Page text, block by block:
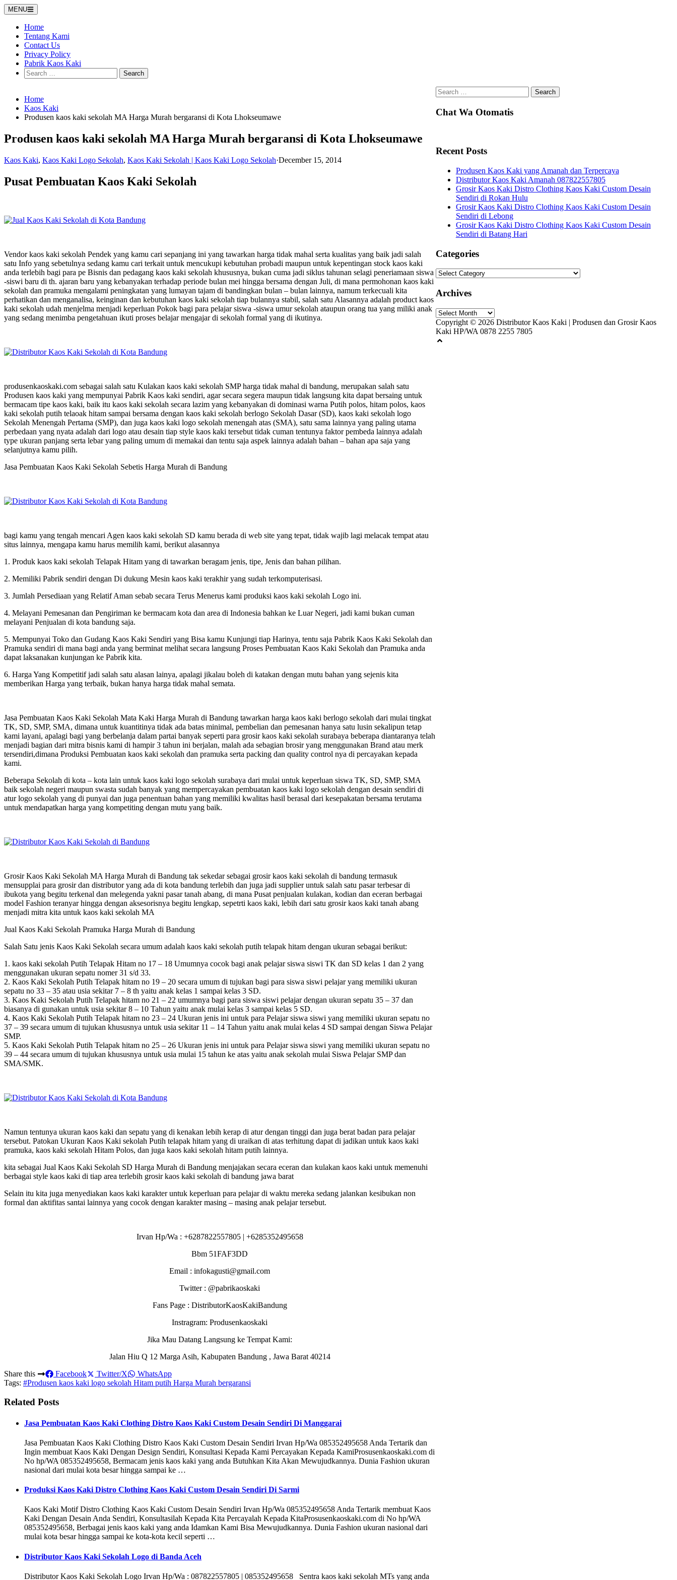
Skip
to
content
MENU
Home
Tentang Kami
Contact Us
Privacy Policy
Pabrik Kaos Kaki
Search
for:
Home
Kaos Kaki
Produsen kaos kaki sekolah MA Harga Murah bergaransi di Kota Lhokseumawe
Produsen kaos kaki sekolah MA Harga Murah bergaransi di Kota Lhokseumawe
Kaos Kaki, Kaos Kaki Logo Sekolah, Kaos Kaki Sekolah | Kaos Kaki Logo Sekolah·December 15, 2014
Pusat Pembuatan Kaos Kaki Sekolah
Vendor kaos kaki sekolah Pendek yang kamu cari sepanjang ini yang tawarkan harga tidak mahal serta kualitas yang baik jadi salah
satu Info yang sebetulnya sedang kamu cari terkait untuk mencukupi kebutuhan probadi maupun untuk kepentingan stock kaos kaki
anda terlebih bagi para pe Bisnis dan pedagang kaos kaki sekolah khususnya, bukan cuma jadi siklus tahunan selagi peneriamaan siswa
-siswi baru di th. ajaran baru yang kebanyakan terhadap periode bulan mei hingga bersama dengan Juli, di mana permohonan kaos kaki
sekolah dan pramuka mengalami peningkatan yang lumayan tajam di bandingkan bulan – bulan lainnya, namum terkecuali kita
perhatikan dan menganalisa, keinginan dan kebutuhan kaos kaki sekolah tiap bulannya stabil, salah satu Alasannya adalah product kaos
kaki sekolah udah menjelma menjadi keperluan Pokok bagi para pelajar siswa -siswa umur sekolah ataupun orang tua yang miliki anak
yang sedang menimba pengetahuan ikuti proses belajar mengajar di sekolah formal yang di ikutinya.
produsenkaoskaki.com sebagai salah satu Kulakan kaos kaki sekolah SMP harga tidak mahal di bandung, merupakan salah satu
Produsen kaos kaki yang mempunyai Pabrik Kaos kaki sendiri, agar secara segera maupun tidak langsung kita dapat bersaing untuk
bermacam tipe kaos kaki, baik itu kaos kaki sekolah secara lazim yang kebanyakan di dominasi warna Putih polos, hitam polos, kaos
kaki sekolah putih telaoak hitam sampai bersama dengan kaos kaki sekolah berlogo Sekolah Dasar (SD), kaos kaki sekolah logo
Sekolah Menengah Pertama (SMP), dan juga kaos kaki logo sekolah menengah atas (SMA), satu sama lainnya yang paling utama
perbedaan yang nyata adalah dari logo atau desain tiap style kaos kaki tersebut tidak cuman tentunya faktor pembeda lainnya adalah
type ukuran panjang serta lebar yang paling umum di memakai dan tentu saja aspek lainnya adalah bahan – bahan apa saja yang
selanjutnya kamu pilih.
Jasa Pembuatan Kaos Kaki Sekolah Sebetis Harga Murah di Bandung
bagi kamu yang tengah mencari Agen kaos kaki sekolah SD kamu berada di web site yang tepat, tidak wajib lagi melacak tempat atau
situs lainnya, mengapa kamu harus memilih kami, berikut alasannya
1. Produk kaos kaki sekolah Telapak Hitam yang di tawarkan beragam jenis, tipe, Jenis dan bahan pilihan.
2. Memiliki Pabrik sendiri dengan Di dukung Mesin kaos kaki terakhir yang sudah terkomputerisasi.
3. Jumlah Persediaan yang Relatif Aman sebab secara Terus Menerus kami produksi kaos kaki sekolah Logo ini.
4. Melayani Pemesanan dan Pengiriman ke bermacam kota dan area di Indonesia bahkan ke Luar Negeri, jadi kami bukan cuman
melayani Penjualan di kota bandung saja.
5. Mempunyai Toko dan Gudang Kaos Kaki Sendiri yang Bisa kamu Kunjungi tiap Harinya, tentu saja Pabrik Kaos Kaki Sekolah dan
Pramuka sendiri di mana bagi anda yang berminat melihat secara langsung Proses Pembuatan Kaos Kaki Sekolah dan Pramuka anda
dapat laksanakan kunjungan ke Pabrik kita.
6. Harga Yang Kompetitif jadi salah satu alasan lainya, apalagi jikalau boleh di katakan dengan mutu bahan yang sejenis kita
memberikan Harga yang terbaik, bukan hanya harga tidak mahal semata.
Jasa Pembuatan Kaos Kaki Sekolah Mata Kaki Harga Murah di Bandung tawarkan harga kaos kaki berlogo sekolah dari mulai tingkat
TK, SD, SMP, SMA, dimana untuk kuantitinya tidak ada batas minimal, pembelian dan pemesanan hanya satu lusin sekalipun tetap
kami layani, apalagi bagi yang berbelanja dalam partai banyak seperti para grosir kaos kaki sekolah surabaya beberapa diantaranya telah
menjadi bagian dari mitra bisnis kami di hampir 3 tahun ini berjalan, malah ada sebagian brosir yang menggunakan Brand atau merk
tersendiri,dimana Produksi Pembuatan kaos kaki sekolah dan pramuka serta packing dan quality control nya di percayakan kepada
kami.
Beberapa Sekolah di kota – kota lain untuk kaos kaki logo sekolah surabaya dari mulai untuk keperluan siswa TK, SD, SMP, SMA
baik sekolah negeri maupun swasta sudah banyak yang mempercayakan pembuatan kaos kaki logo sekolah dengan desain sendiri di
atur logo sekolah yang di punyai dan juga penentuan bahan yang memiliki kwalitas hasil berasal dari kesepakatan bersama terutama
untuk mendapatkan harga yang kompetiting dengan mutu yang baik.
Grosir Kaos Kaki Sekolah MA Harga Murah di Bandung tak sekedar sebagai grosir kaos kaki sekolah di bandung termasuk
mensupplai para grosir dan distributor yang ada di kota bandung terlebih dan juga jadi supplier untuk salah satu pasar terbesar di
ibukota yang begitu terkenal dan melegenda yakni pasar tanah abang, di mana Pusat penjualan kulakan, kodian dan eceran berbagai
model Fashion teranyar hingga dengan aksesorisnya begitu lengkap, sepetrti kaos kaki, lebih dari satu grosir kaos kaki tanah abang
menjadi mitra kita untuk kaos kaki sekolah MA
Jual Kaos Kaki Sekolah Pramuka Harga Murah di Bandung
Salah Satu jenis Kaos Kaki Sekolah secara umum adalah kaos kaki sekolah putih telapak hitam dengan ukuran sebagai berikut:
1. kaos kaki sekolah Putih Telapak Hitam no 17 – 18 Umumnya cocok bagi anak pelajar siswa siswi TK dan SD kelas 1 dan 2 yang
menggunakan ukuran sepatu nomer 31 s/d 33.
2. Kaos Kaki Sekolah Putih Telapak hitam no 19 – 20 secara umum di tujukan bagi para siswa siswi pelajar yang memiliki ukuran
sepatu no 33 – 35 atau usia sekitar 7 – 8 th yaitu anak kelas 1 sampai kelas 3 SD.
3. Kaos Kaki Sekolah Putih Telapak hitam no 21 – 22 umumnya bagi para siswa siswi pelajar dengan ukuran sepatu 35 – 37 dan
biasanya di gunakan untuk usia sekitar 8 – 10 Tahun yaitu anak mulai kelas 3 sampai kelas 5 SD.
4. Kaos Kaki Sekolah Putih Telapak hitam no 23 – 24 Ukuran jenis ini untuk para Pelajar siswa siswi yang memiliki ukuran sepatu no
37 – 39 secara umum di tujukan khususnya untuk usia sekitar 11 – 14 Tahun yaitu anak mulai kelas 4 SD sampai dengan Siswa Pelajar
SMP.
5. Kaos Kaki Sekolah Putih Telapak hitam no 25 – 26 Ukuran jenis ini untuk para Pelajar siswa siswi yang memiliki ukuran sepatu no
39 – 44 secara umum di tujukan khususnya untuk usia mulai 15 tahun ke atas yaitu anak sekolah mulai Siswa Pelajar SMP dan
SMA/SMK.
Namun tentunya ukuran kaos kaki dan sepatu yang di kenakan lebih kerap di atur dengan tinggi dan juga berat badan para pelajar
tersebut. Patokan Ukuran Kaos Kaki sekolah Putih telapak hitam yang di uraikan di atas terhitung dapat di jadikan untuk kaos kaki
pramuka, kaos kaki sekolah Hitam Polos, dan juga kaos kaki sekolah hitam putih lainnya.
kita sebagai Jual Kaos Kaki Sekolah SD Harga Murah di Bandung menjajakan secara eceran dan kulakan kaos kaki untuk memenuhi
berbagai style kaos kaki di tiap area terlebih grosir kaos kaki sekolah di bandung jawa barat
Selain itu kita juga menyediakan kaos kaki karakter untuk keperluan para pelajar di waktu mereka sedang jalankan kesibukan non
formal dan aktifitas santai lainnya yang cocok dengan karakter masing – masing anak pelajar tersebut.
Irvan Hp/Wa : +6287822557805 | +6285352495658
Bbm 51FAF3DD
Email : infokagusti@gmail.com
Twitter : @pabrikaoskaki
Fans Page : DistributorKaosKakiBandung
Instragram: Produsenkaoskaki
Jika Mau Datang Langsung ke Tempat Kami:
Jalan Hiu Q 12 Marga Asih, Kabupaten Bandung , Jawa Barat 40214
Share this
Facebook Twitter/X
WhatsApp
Tags: #Produsen kaos kaki logo sekolah Hitam putih Harga Murah bergaransi
Related Posts
Jasa Pembuatan Kaos Kaki Clothing Distro Kaos Kaki Custom Desain Sendiri Di Manggarai
Jasa Pembuatan Kaos Kaki Clothing Distro Kaos Kaki Custom Desain Sendiri Irvan Hp/Wa 085352495658 Anda Tertarik dan
Ingin membuat Kaos Kaki Dengan Design Sendiri, Konsultasi Kepada Kami Percayakan Kepada KamiProsusenkaoskaki.com di
No hp/WA 085352495658, Bermacam jenis kaos kaki yang anda Butuhkan Kita Akan Mewujudkannya. Dunia Fashion ukuran
nasional dari mulai kota besar hingga sampai ke …
Produksi Kaos Kaki Distro Clothing Kaos Kaki Custom Desain Sendiri Di Sarmi
Kaos Kaki Motif Distro Clothing Kaos Kaki Custom Desain Sendiri Irvan Hp/Wa 085352495658 Anda Tertarik membuat Kaos
Kaki Dengan Desain Anda Sendiri, Konsultasilah Kepada Kita Percayalah Kepada KitaProsusenkaoskaki.com di No hp/WA
085352495658, Berbagai jenis kaos kaki yang anda Idamkan Kami Bisa Mewujudkannya. Dunia Fashion ukuran nasional dari
mulai kota besar hingga sampai ke kota-kota kecil seperti …
Distributor Kaos Kaki Sekolah Logo di Banda Aceh
Distributor Kaos Kaki Sekolah Logo Irvan Hp/Wa : 087822557805 | 085352495658 Sentra kaos kaki sekolah MTs yang anda
Search
for:
Chat Wa Otomatis
Recent Posts
Produsen Kaos Kaki yang Amanah dan Terpercaya
Distributor Kaos Kaki Amanah 087822557805
Grosir Kaos Kaki Distro Clothing Kaos Kaki Custom Desain
Sendiri di Rokan Hulu
Grosir Kaos Kaki Distro Clothing Kaos Kaki Custom Desain
Sendiri di Lebong
Grosir Kaos Kaki Distro Clothing Kaos Kaki Custom Desain
Sendiri di Batang Hari
Categories
Categories
Archives
Archives
Copyright © 2026 Distributor Kaos Kaki | Produsen dan Grosir Kaos
Kaki HP/WA 0878 2255 7805